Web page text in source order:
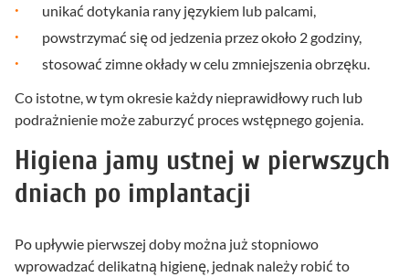
unikać dotykania rany językiem lub palcami,
powstrzymać się od jedzenia przez około 2 godziny,
stosować zimne okłady w celu zmniejszenia obrzęku.
Co istotne, w tym okresie każdy nieprawidłowy ruch lub
podrażnienie może zaburzyć proces wstępnego gojenia.
Higiena jamy ustnej w pierwszych
dniach po implantacji
Po upływie pierwszej doby można już stopniowo
wprowadzać delikatną higienę, jednak należy robić to